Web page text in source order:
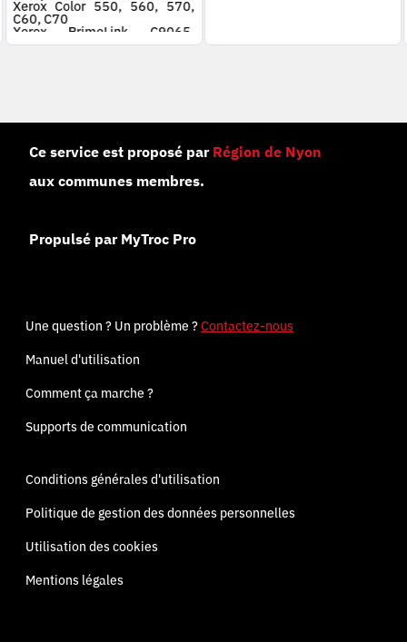
Xerox Color 550, 560, 570,
C60, C70
Xerox PrimeLink C9065,
C9070
Ce service est proposé par Région de Nyon
aux communes membres.
Propulsé par MyTroc Pro
Une question ? Un problème ?Contactez-nous
Manuel d'utilisation
Comment ça marche ?
Supports de communication
Conditions générales d'utilisation
Politique de gestion des données personnelles
Utilisation des cookies
Mentions légales